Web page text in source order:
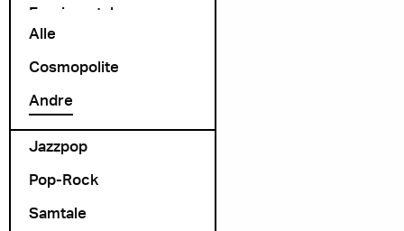
Exprimental
Folk Rock
folk-pop
Foredrag
Jazzpop
Pop-Rock
Samtale
Alle
Cosmopolite
Andre